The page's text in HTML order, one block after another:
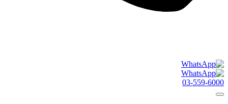
03-559-6000